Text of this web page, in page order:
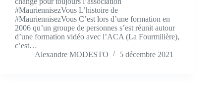
#MauriennisezVous L’histoire de
#MauriennisezVous C’est lors d’une formation en
2006 qu’un groupe de personnes s’est réunit autour
d’une formation vidéo avec l’ACA (La Fourmilière),
c’est…
Alexandre MODESTO
5 décembre 2021